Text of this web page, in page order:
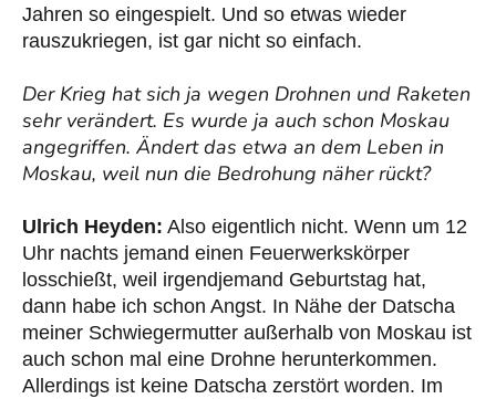
Jahren so eingespielt. Und so etwas wieder
rauszukriegen, ist gar nicht so einfach.
Der Krieg hat sich ja wegen Drohnen und Raketen
sehr verändert. Es wurde ja auch schon Moskau
angegriffen. Ändert das etwa an dem Leben in
Moskau, weil nun die Bedrohung näher rückt?
Ulrich Heyden: Also eigentlich nicht. Wenn um 12
Uhr nachts jemand einen Feuerwerkskörper
losschießt, weil irgendjemand Geburtstag hat,
dann habe ich schon Angst. In Nähe der Datscha
meiner Schwiegermutter außerhalb von Moskau ist
auch schon mal eine Drohne herunterkommen.
Allerdings ist keine Datscha zerstört worden. Im